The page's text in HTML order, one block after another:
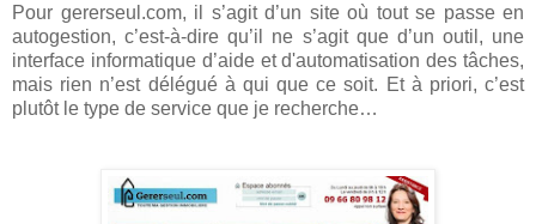
Pour gererseul.com, il s’agit d’un site où tout se passe en
autogestion, c’est-à-dire qu’il ne s’agit que d’un outil, une
interface informatique d’aide et d'automatisation des tâches,
mais rien n’est délégué à qui que ce soit. Et à priori, c’est
plutôt le type de service que je recherche…